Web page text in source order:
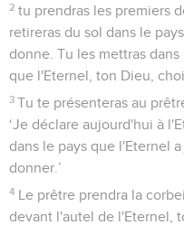
2 tu prendras les premiers
retireras du sol dans le
donne. Tu les mettras
que l'Eternel, ton Dieu,
3 Tu te présenteras au
‘Je déclare aujourd'hui à
dans le pays que l'Eternel
donner.’
4 Le prêtre prendra la
devant l'autel de l'Eternel,